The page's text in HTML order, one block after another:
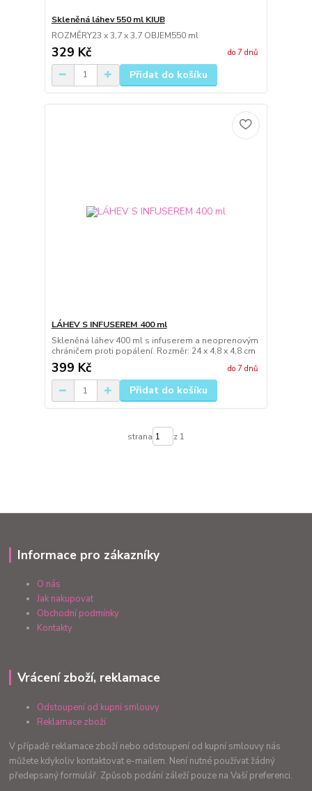
Skleněná láhev 550 ml KIUB
ROZMĚRY23 x 3,7 x 3,7 OBJEM550 ml
329 Kč do 7 dnů
Přidat do košíku
LÁHEV S INFUSEREM 400 ml
Skleněná láhev 400 ml s infuserem a neoprenovým
chráničem proti popálení. Rozměr: 24 x 4,8 x 4,8 cm
399 Kč do 7 dnů
Přidat do košíku
strana z 1
Informace pro zákazníky
O nás
Jak nakupovat
Obchodní podmínky
Kontakty
Vrácení zboží, reklamace
Odstoupení od kupní smlouvy
Reklamace zboží
V případě reklamace zboží nebo odstoupení od kupní smlouvy nás
můžete kdykoliv kontaktovat e-mailem. Není nutné používat žádný
předepsaný formulář. Způsob podání záleží pouze na Vaší preferenci.